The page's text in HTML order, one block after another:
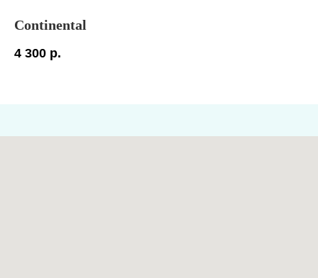
Continental
4 300 р.